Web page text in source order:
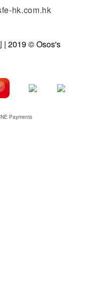
hk.com.hk
| 2019 © Osos's
Payments